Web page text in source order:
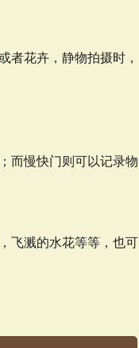
者花卉，静物拍摄时，
而慢快门则可以记录物
飞溅的水花等等，也可